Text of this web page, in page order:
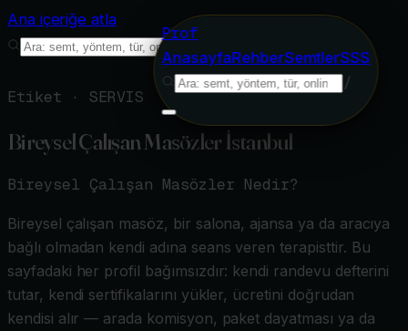
Ana içeriğe atla
Prof
AnasayfaRehberSemtlerSSS
/
/
Etiket · SERVIS
Bireysel Çalışan Masözler İstanbul
Bireysel Çalışan Masözler Nedir?
Bireysel çalışan masöz, bir salona, ajansa ya da aracıya
bağlı olmadan kendi adına seans veren terapisttir. Bu
sayfadaki her profil bağımsızdır: kendi randevu defterini
tutar, kendi sertifikalarını yükler, ücretini doğrudan
kendisi alır — arada komisyon, paket dayatması ya da